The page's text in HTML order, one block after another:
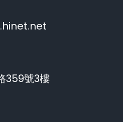
359號3樓